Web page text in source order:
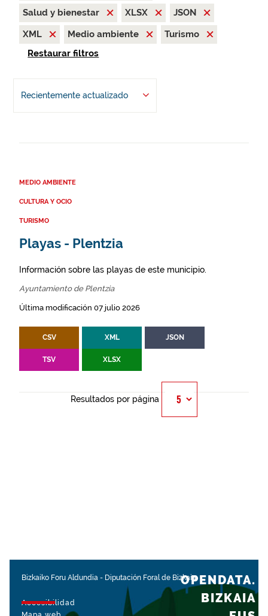
Salud y bienestar
XLSX
JSON
XML
Medio ambiente
Turismo
Restaurar filtros
Recientemente actualizado
MEDIO AMBIENTE
CULTURA Y OCIO
TURISMO
Playas - Plentzia
Información sobre las playas de este municipio.
Ayuntamiento de Plentzia
Última modificación 07 julio 2026
CSV XML JSON
TSV XLSX
Resultados por página
Bizkaiko Foru Aldundia - Diputación Foral de Bizkaia
Accesibilidad
OPENDATA.
BIZKAIA